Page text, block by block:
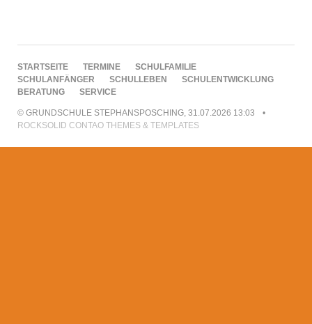
NAVIGATION
ÜBERSPRINGEN
STARTSEITE TERMINE
SCHULFAMILIE
SCHULANFÄNGER
SCHULLEBEN
SCHULENTWICKLUNG
BERATUNG
SERVICE
© GRUNDSCHULE STEPHANSPOSCHING, 31.07.2026 13:03
ROCKSOLID CONTAO THEMES & TEMPLATES